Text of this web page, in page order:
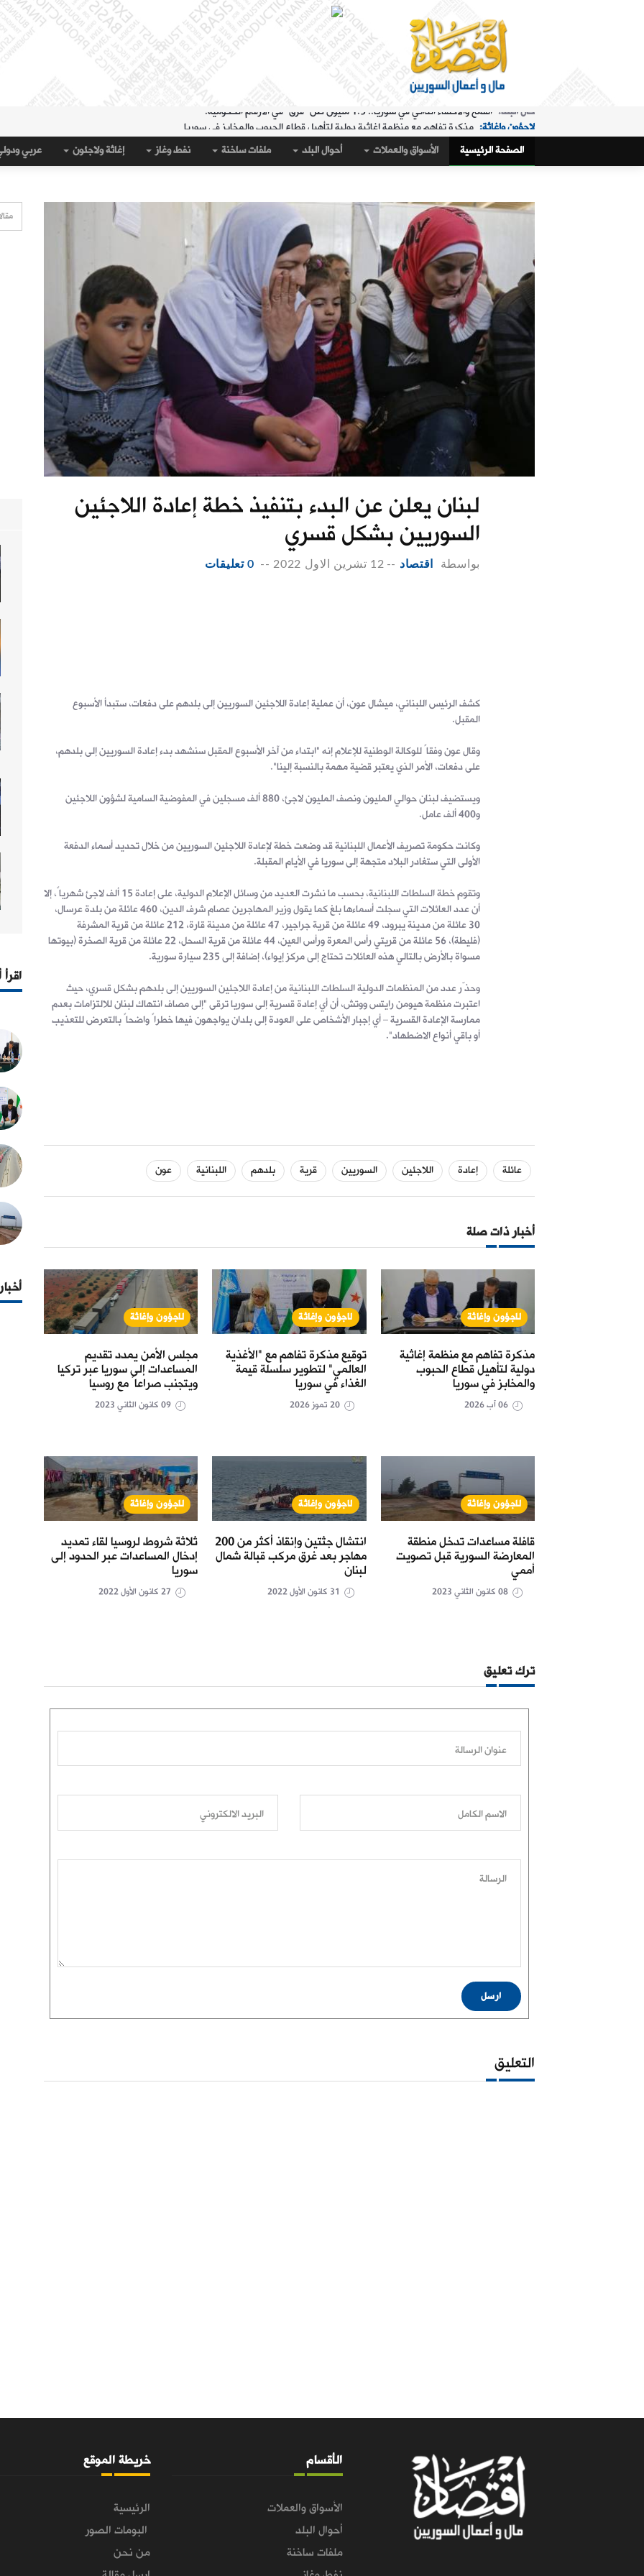
لاجؤون وإغاثة: مذكرة تفاهم مع منظمة إغاثية دولية لتأهيل قطاع الحبوب والمخابز في سوريا
الملفات الساخنة: "البريد" تقدم خدمة استبدال العملة في "المنطقة الشرقية" حتى 20 آب
حال البلد: مرسوم تكليف رمضان بإدارة هيئة الاستثمار
أسواق و عملات: كيف أغلق سعر صرف الليرة مقابل الدولار، مساء الثلاثاء؟
أسواق و عملات: تراجع طفيف في سعر صرف الليرة
عربي ودولي: ماذا وراء التدفق الجماعي لآلاف المغاربة على جيب سبتة؟
القمح والاكتفاء الذاتي في سوريا.. 1.5 مليون طن "فرق" في الأرقام الحكومية!
الصفحة الرئيسية الأسواق والعملات أحوال البلد ملفات ساخنة نفط وغاز إغاثة ولاجئون عربي
لبنان يعلن عن البدء بتنفيذ خطة إعادة اللاجئين
السوريين بشكل قسري
بواسطة اقتصاد -- 12 تشرين الاول 2022 -- 0 تعليقات
كشف الرئيس اللبناني، ميشال عون، أن عملية إعادة اللاجئين السوريين إلى بلدهم على دفعات، ستبدأ الأسبوع
المقبل.
وقال عون وفقاً للوكالة الوطنية للإعلام إنه "ابتداء من آخر الأسبوع المقبل سنشهد بدء إعادة السوريين إلى بلدهم،
على دفعات، الأمر الذي يعتبر قضية مهمة بالنسبة إلينا".
ويستضيف لبنان حوالي المليون ونصف المليون لاجئ، 880 ألف مسجلين في المفوضية السامية لشؤون اللاجئين
و400 ألف عامل.
وكانت حكومة تصريف الأعمال اللبنانية قد وضعت خطة لإعادة اللاجئين السوريين من خلال تحديد أسماء الدفعة
الأولى التي ستغادر البلاد متجهة إلى سوريا في الأيام المقبلة.
وتقوم خطة السلطات اللبنانية، بحسب ما نشرت العديد من وسائل الإعلام الدولية، على إعادة 15 ألف لاجئ شهرياً، إلا
أن عدد العائلات التي سجلت أسماءها بلغ كما يقول وزير المهاجرين عصام شرف الدين، 460 عائلة من بلدة عرسال،
30 عائلة من مدينة يبرود، 49 عائلة من قرية جراجير، 47 عائلة من مدينة قارة، 212 عائلة من قرية المشرفة
(فليطة)، 56 عائلة من قريتي رأس المعرة ورأس العين، 44 عائلة من قرية السحل، 22 عائلة من قرية الصخرة (بيوتها
مسواة بالأرض بالتالي هذه العائلات تحتاج إلى مركز إيواء)، إضافة إلى 235 سيارة سورية.
وحذّر عدد من المنظمات الدولية السلطات اللبنانية من إعادة اللاجئين السوريين إلى بلدهم بشكل قسري، حيث
اعتبرت منظمة هيومن رايتس ووتش، أن أي إعادة قسرية إلى سوريا ترقى "إلى مصاف انتهاك لبنان للالتزامات بعدم
ممارسة الإعادة القسرية – أي إجبار الأشخاص على العودة إلى بلدان يواجهون فيها خطراً واضحاً بالتعرض للتعذيب
أو باقي أنواع الاضطهاد".
عائلة إعادة اللاجئين السوريين قرية بلدهم اللبنانية عون
أخبار ذات صلة
لاجؤون وإغاثة
مذكرة تفاهم مع منظمة إغاثية
دولية لتأهيل قطاع الحبوب
والمخابز في سوريا
لاجؤون وإغاثة
توقيع مذكرة تفاهم مع "الأغذية
العالمي" لتطوير سلسلة قيمة
الغذاء في سوريا
20 تموز 2026
لاجؤون وإغاثة
مجلس الأمن يمدد تقديم
المساعدات إلى سوريا عبر تركيا
ويتجنب صراعاً مع روسيا
لاجؤون وإغاثة
قافلة مساعدات تدخل منطقة
المعارضة السورية قبل تصويت
أممي
لاجؤون وإغاثة
انتشال جثتين وإنقاذ أكثر من 200
مهاجر بعد غرق مركب قبالة شمال
لبنان
لاجؤون وإغاثة
ثلاثة شروط لروسيا لقاء تمديد
إدخال المساعدات عبر الحدود إلى
سوريا
ترك تعليق
عنوان الرسالة
الاسم الكامل البريد الالكتروني
الرسالة
ارسل
التعليق
الأقسام
الأسواق والعملات
أحوال البلد
ملفات ساخنة
خريطة الموقع
الرئيسية
البومات الصور
من نحن